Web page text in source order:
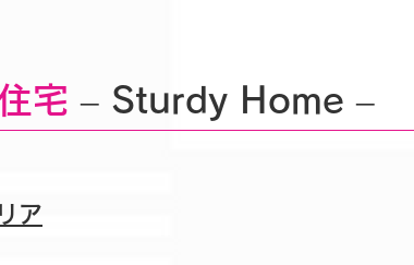
宅 – Sturdy Home –
ア